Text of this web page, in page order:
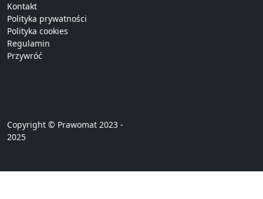
Kontakt
Polityka prywatności
Polityka cookies
Regulamin
Przywróć
Copyright © Prawomat 2023 -
2025